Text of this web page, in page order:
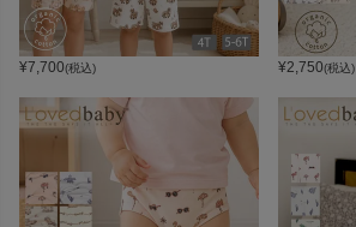
¥7,700(税込) ¥2,750(税込)